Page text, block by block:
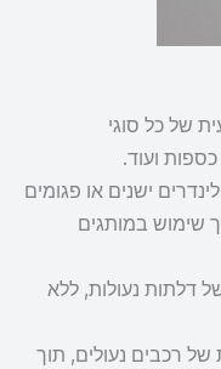
של כל סוגי
ועוד.
ישנים או פגומים
שימוש במותגים
דלתות נעולות, ללא
של רכבים נעולים, תוך